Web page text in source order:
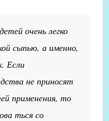
очень легко
сыпью, а именно,
Если
не приносят
применения, то
ться со